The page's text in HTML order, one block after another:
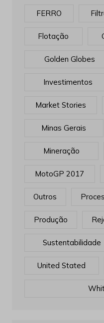
FERRO
Flotação
Golden Globes
Investimentos
Market Stories
Minas Gerais
Mineração
MotoGP 2017
Outros
Produção
Sustentabilidade
United Stated